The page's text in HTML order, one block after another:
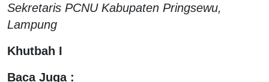
Sekretaris PCNU Kabupaten Pringsewu,
Lampung
Khutbah I
Baca Juga :